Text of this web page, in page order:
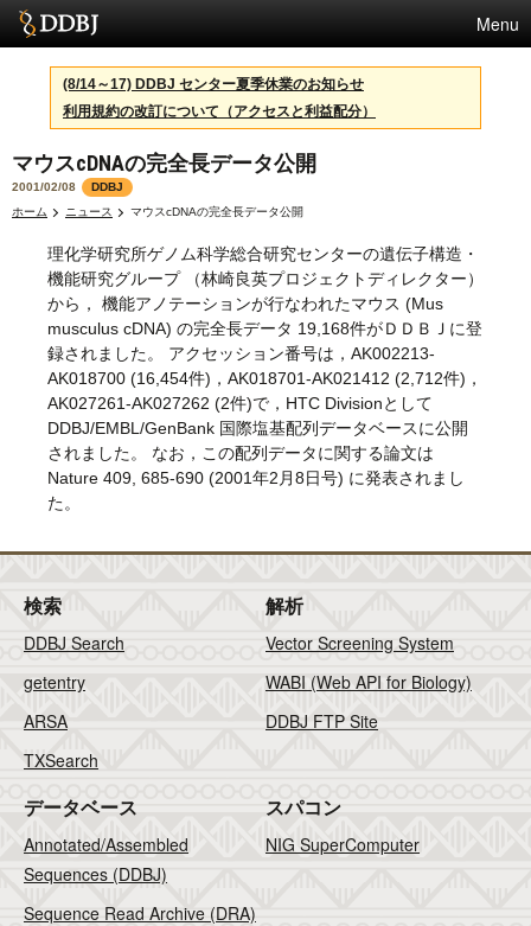
Menu
サービス
スパコン
統計
活動
センターについて
利用規約
問合せ
English
(8/14～17) DDBJ センター夏季休業のお知らせ
利用規約の改訂について（アクセスと利益配分）
マウスcDNAの完全長データ公開
2001/02/08
DDBJ
ホーム
ニュース マウスcDNAの完全長データ公開
理化学研究所ゲノム科学総合研究センターの遺伝子構造・
機能研究グループ （林崎良英プロジェクトディレクター）
から， 機能アノテーションが行なわれたマウス (Mus
musculus cDNA) の完全長データ 19,168件がＤＤＢＪに登
録されました。 アクセッション番号は，AK002213-
AK018700 (16,454件)，AK018701-AK021412 (2,712件)，
AK027261-AK027262 (2件)で，HTC Divisionとして
DDBJ/EMBL/GenBank 国際塩基配列データベースに公開
されました。 なお，この配列データに関する論文は
Nature 409, 685-690 (2001年2月8日号) に発表されまし
た。
検索
DDBJ Search
getentry
ARSA
TXSearch
解析
Vector Screening System
WABI (Web API for Biology)
DDBJ FTP Site
データベース
Annotated/Assembled
Sequences (DDBJ)
Sequence Read Archive (DRA)
スパコン
NIG SuperComputer